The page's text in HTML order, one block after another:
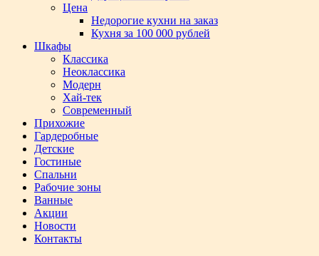
Цена
Недорогие кухни на заказ
Кухня за 100 000 рублей
Шкафы
Классика
Неоклассика
Модерн
Хай-тек
Современный
Прихожие
Гардеробные
Детские
Гостиные
Спальни
Рабочие зоны
Ванные
Акции
Новости
Контакты